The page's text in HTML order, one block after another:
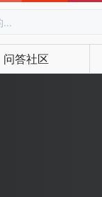
问答社区